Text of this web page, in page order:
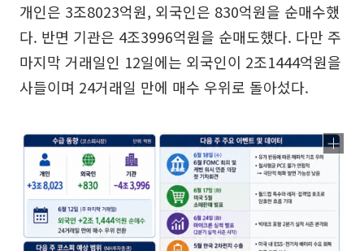
개인은 3조8023억원, 외국인은 830억원을 순매수했
다. 반면 기관은 4조3996억원을 순매도했다. 다만 주
마지막 거래일인 12일에는 외국인이 2조1444억원을
사들이며 24거래일 만에 매수 우위로 돌아섰다.